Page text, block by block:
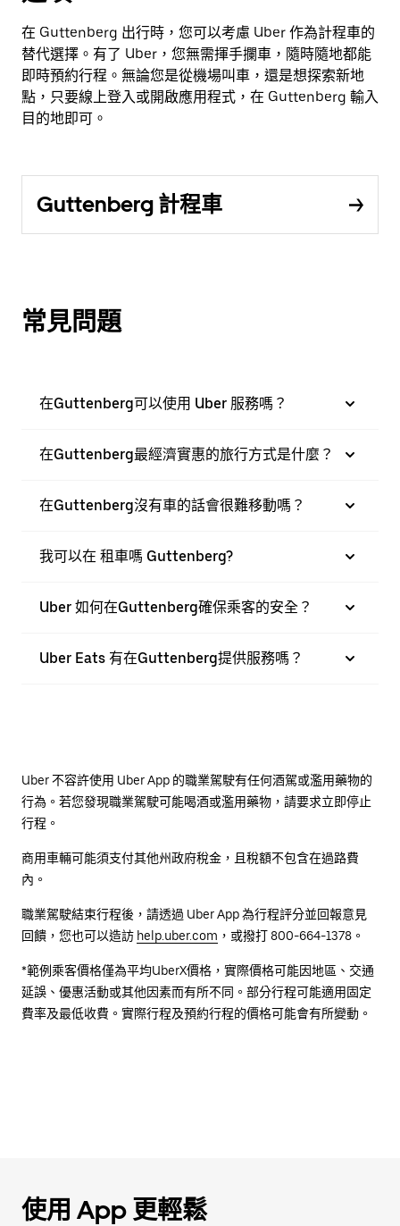
在 Guttenberg 出行時，您可以考慮 Uber 作為計程車的
替代選擇。有了 Uber，您無需揮手攔車，隨時隨地都能
即時預約行程。無論您是從機場叫車，還是想探索新地
點，只要線上登入或開啟應用程式，在 Guttenberg 輸入
目的地即可。
Guttenberg 計程車
常見問題
在Guttenberg可以使用 Uber 服務嗎？
在Guttenberg最經濟實惠的旅行方式是什麼？
在Guttenberg沒有車的話會很難移動嗎？
我可以在 租車嗎 Guttenberg?
Uber 如何在Guttenberg確保乘客的安全？
Uber Eats 有在Guttenberg提供服務嗎？
Uber 不容許使用 Uber App 的職業駕駛有任何酒駕或濫用藥物的
行為。若您發現職業駕駛可能喝酒或濫用藥物，請要求立即停止
行程。
商用車輛可能須支付其他州政府稅金，且稅額不包含在過路費
內。
職業駕駛結束行程後，請透過 Uber App 為行程評分並回報意見
回饋，您也可以造訪 help.uber.com ，或撥打 800-664-1378。
*範例乘客價格僅為平均UberX價格，實際價格可能因地區、交通
延誤、優惠活動或其他因素而有所不同。部分行程可能適用固定
費率及最低收費。實際行程及預約行程的價格可能會有所變動。
使用 App 更輕鬆